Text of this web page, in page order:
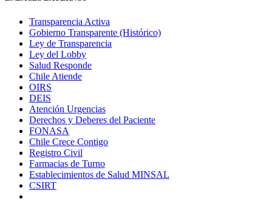
Transparencia Activa
Gobierno Transparente (Histórico)
Ley de Transparencia
Ley del Lobby
Salud Responde
Chile Atiende
OIRS
DEIS
Atención Urgencias
Derechos y Deberes del Paciente
FONASA
Chile Crece Contigo
Registro Civil
Farmacias de Turno
Establecimientos de Salud MINSAL
CSIRT